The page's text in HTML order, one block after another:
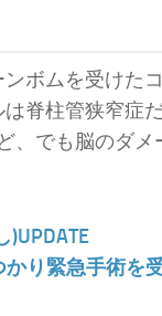
ボムを受けた
脊柱管狭窄症
、でも脳のダメ
り緊急手術を